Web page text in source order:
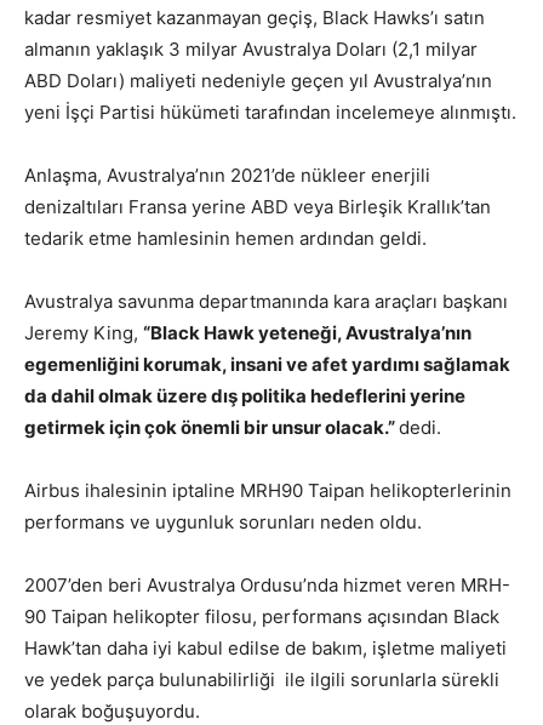
kadar resmiyet kazanmayan geçiş, Black Hawks’ı satın
almanın yaklaşık 3 milyar Avustralya Doları (2,1 milyar
ABD Doları) maliyeti nedeniyle geçen yıl Avustralya’nın
yeni İşçi Partisi hükümeti tarafından incelemeye alınmıştı.
Anlaşma, Avustralya’nın 2021’de nükleer enerjili
denizaltıları Fransa yerine ABD veya Birleşik Krallık’tan
tedarik etme hamlesinin hemen ardından geldi.
Avustralya savunma departmanında kara araçları başkanı
Jeremy King, “Black Hawk yeteneği, Avustralya’nın
egemenliğini korumak, insani ve afet yardımı sağlamak
da dahil olmak üzere dış politika hedeflerini yerine
getirmek için çok önemli bir unsur olacak.”dedi.
Airbus ihalesinin iptaline MRH90 Taipan helikopterlerinin
performans ve uygunluk sorunları neden oldu.
2007’den beri Avustralya Ordusu’nda hizmet veren MRH-
90 Taipan helikopter filosu, performans açısından Black
Hawk’tan daha iyi kabul edilse de bakım, işletme maliyeti
ve yedek parça bulunabilirliği ile ilgili sorunlarla sürekli
olarak boğuşuyordu.